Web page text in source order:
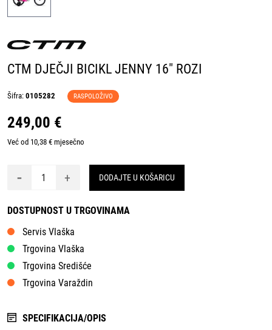
CTM DJEČJI BICIKL JENNY 16" ROZI
Šifra: 0105282 RASPOLOŽIVO
249,00 €
Već od 10,38 € mjesečno
- + DODAJTE U KOŠARICU
DOSTUPNOST U TRGOVINAMA
Servis Vlaška
Trgovina Vlaška
Trgovina Središće
Trgovina Varaždin
SPECIFIKACIJA/OPIS